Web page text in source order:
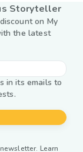
Storyteller
on My
the latest
in its emails to
Learn